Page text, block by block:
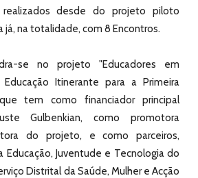
desde do projeto piloto
na totalidade, com 8 Encontros.
se no projeto "Educadores em
Itinerante para a Primeira
tem como financiador principal
Gulbenkian, como promotora
do projeto, e como parceiros,
Educação, Juventude e Tecnologia do
Distrital da Saúde, Mulher e Acção